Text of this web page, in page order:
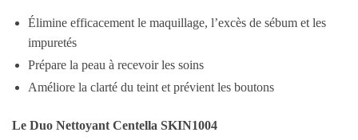
Élimine efficacement le maquillage, l’excès de sébum et les
impuretés
Prépare la peau à recevoir les soins
Améliore la clarté du teint et prévient les boutons
Le Duo Nettoyant Centella SKIN1004